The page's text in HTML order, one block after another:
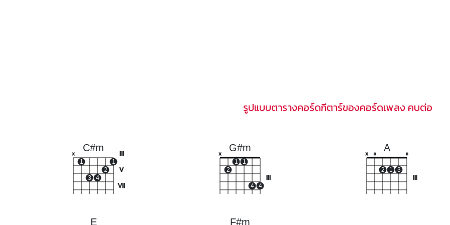
รูปแบบตารางคอร์ดกีตาร์ของคอร์ดเพลง คบต่อ
C#m
V
VII
x
1
3 4
2
1
G#m
x
2
1 1
4 4
A
x o
2 1 3
o
E F#m